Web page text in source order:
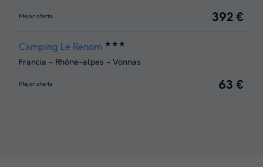
Mejor oferta 392 €
Camping Le Renom ★★★
Francia - Rhône-alpes - Vonnas
Mejor oferta 63 €